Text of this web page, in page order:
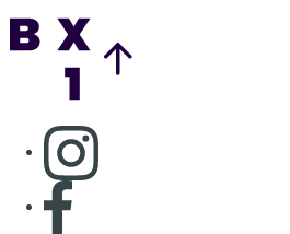
Consulter page Instagram
Consulter page Facebook